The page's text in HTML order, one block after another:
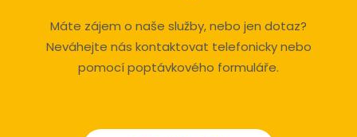
Máte zájem o naše služby, nebo jen dotaz?
Neváhejte nás kontaktovat telefonicky nebo
pomocí poptávkového formuláře.